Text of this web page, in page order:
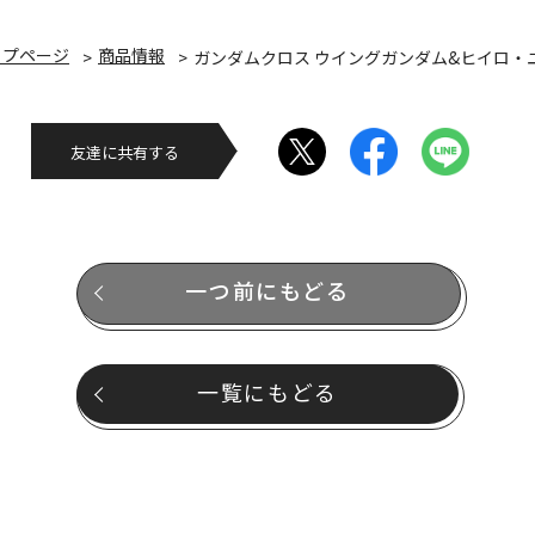
ページ 商品情報 ガンダムクロス ウイングガンダム&ヒイロ・
友達に共有する
一つ前にもどる
一覧にもどる